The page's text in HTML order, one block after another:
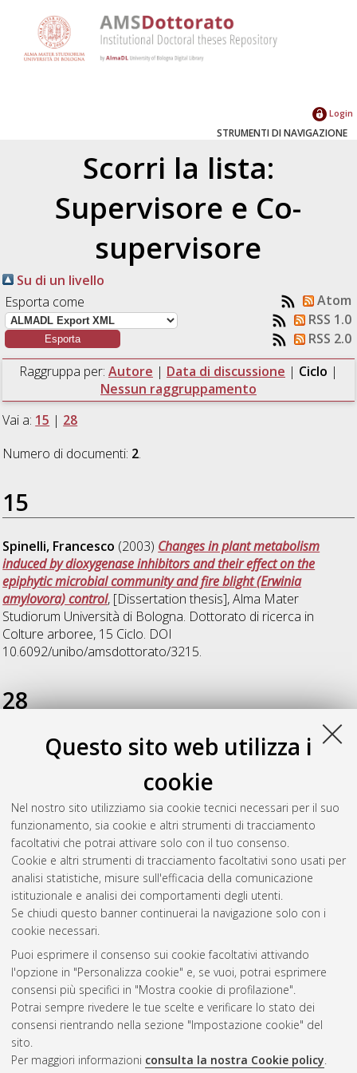
Questo sito web utilizza i
cookie
Nel nostro sito utilizziamo sia cookie tecnici necessari per il suo
funzionamento, sia cookie e altri strumenti di tracciamento
facoltativi che potrai attivare solo con il tuo consenso.
Cookie e altri strumenti di tracciamento facoltativi sono usati per
analisi statistiche, misure sull'efficacia della comunicazione
istituzionale e analisi dei comportamenti degli utenti.
Se chiudi questo banner continuerai la navigazione solo con i
cookie necessari.
Puoi esprimere il consenso sui cookie facoltativi attivando
l'opzione in "Personalizza cookie" e, se vuoi, potrai esprimere
consensi più specifici in "Mostra cookie di profilazione".
Potrai sempre rivedere le tue scelte e verificare lo stato dei
consensi rientrando nella sezione "Impostazione cookie" del
sito.
Per maggiori informazioni consulta la nostra Cookie policy.
Login
STRUMENTI DI NAVIGAZIONE
Scorri la lista:
Supervisore e Co-
supervisore
Su di un livello
Esporta come
Atom
RSS 1.0
RSS 2.0
Raggruppa per: Autore | Data di discussione | Ciclo |
Nessun raggruppamento
Vai a: 15 | 28
Numero di documenti: 2.
15
Spinelli, Francesco (2003) Changes in plant metabolism
induced by dioxygenase inhibitors and their effect on the
epiphytic microbial community and fire blight (Erwinia
amylovora) control, [Dissertation thesis], Alma Mater
Studiorum Università di Bologna. Dottorato di ricerca in
Colture arboree, 15 Ciclo. DOI
10.6092/unibo/amsdottorato/3215.
28
Fiorentini, Luca(2016)Deciphering the Cross-Talk between
Actinidia spp. and Pseudomonas Syringae pv. Actinidiae (Psa).
[Dissertation thesis], Alma Mater Studiorum Università di
Bologna. Dottorato di ricerca inScienze e tecnologie agrarie,
ambientali e alimentari, 28 Ciclo. DOI
10.6092/unibo/amsdottorato/7528.
Questa lista e' stata generata il Thu Aug 6 20:45:51 2026
Atom
Rss 1.0
Rss 2.0
ISSN: 2038-7946